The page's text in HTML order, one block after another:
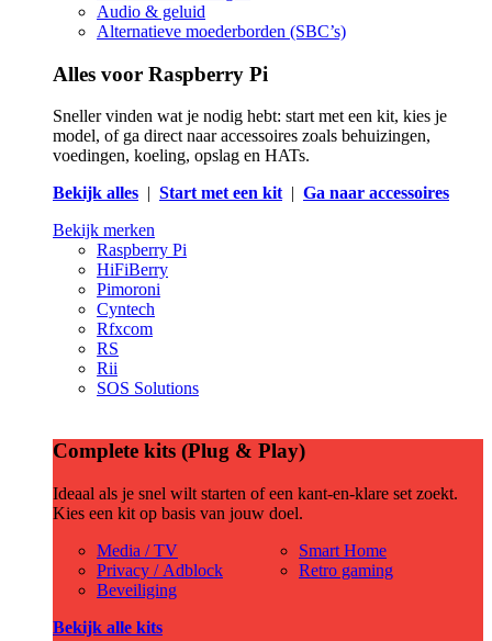
Audio & geluid
Alternatieve moederborden (SBC’s)
Alles voor Raspberry Pi
Sneller vinden wat je nodig hebt: start met een kit, kies je
model, of ga direct naar accessoires zoals behuizingen,
voedingen, koeling, opslag en HATs.
Bekijk alles | Start met een kit| Ga naar accessoires
Bekijk merken
Raspberry Pi
HiFiBerry
Pimoroni
Cyntech
Rfxcom
RS
Rii
SOS Solutions
Complete kits (Plug & Play)
Ideaal als je snel wilt starten of een kant-en-klare set zoekt.
Kies een kit op basis van jouw doel.
Media / TV
Privacy / Adblock
Beveiliging
Smart Home
Retro gaming
Bekijk alle kits